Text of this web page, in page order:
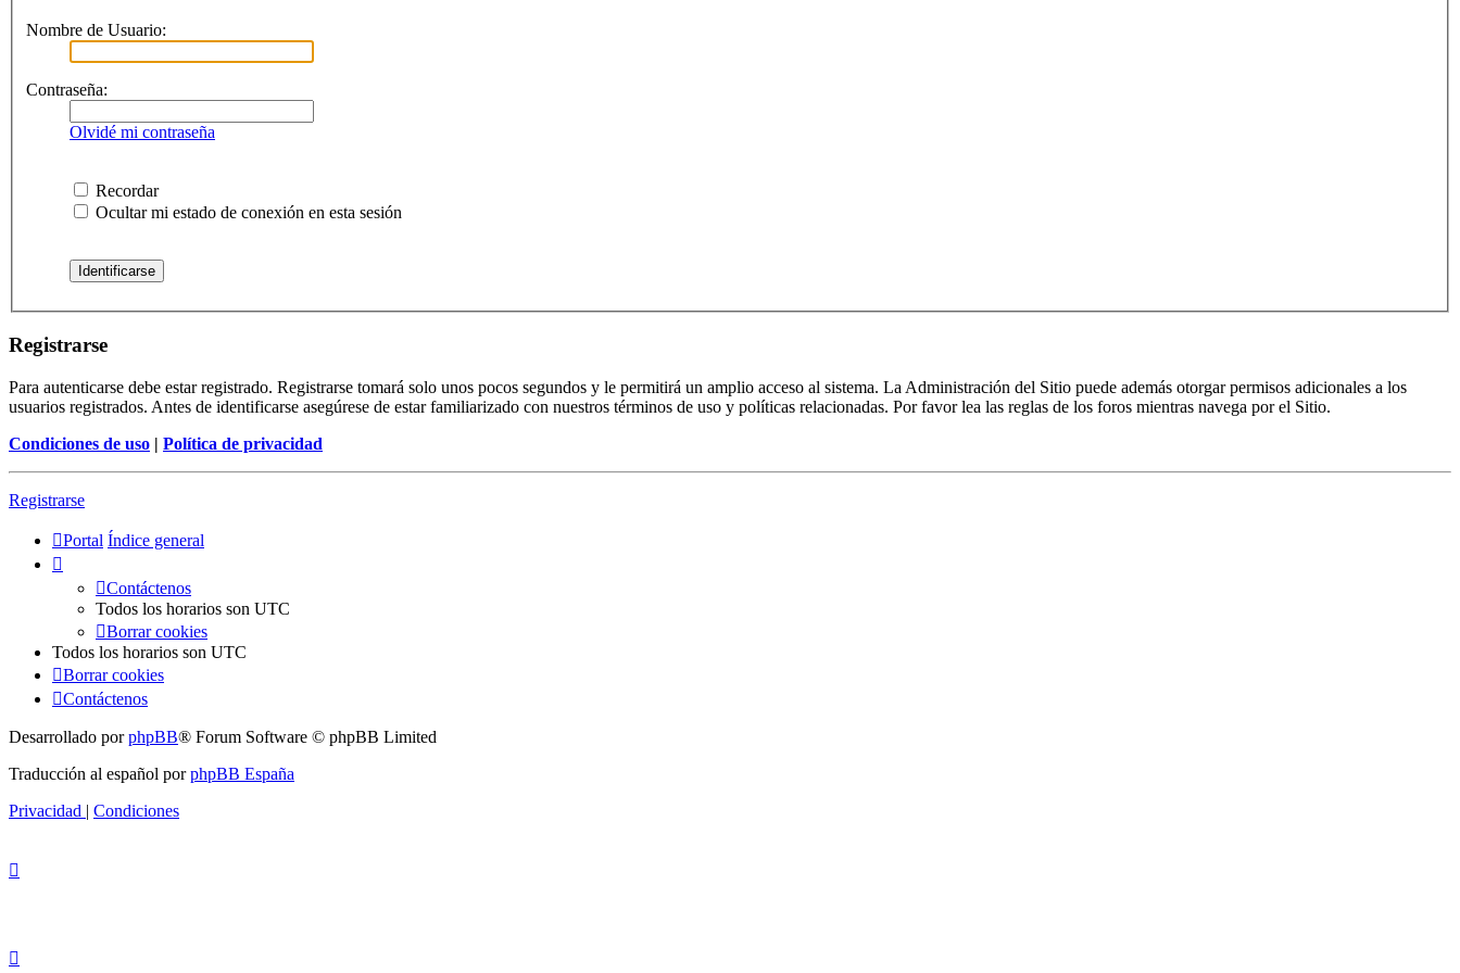
Nombre de Usuario:
Contraseña:
Olvidé mi contraseña
Recordar
Ocultar mi estado de conexión en esta sesión
Registrarse
Para autenticarse debe estar registrado. Registrarse tomará solo unos pocos segundos y le permitirá un amplio acceso al sistema. La Administración del Sitio puede además otorgar permisos adicionales a los
usuarios registrados. Antes de identificarse asegúrese de estar familiarizado con nuestros términos de uso y políticas relacionadas. Por favor lea las reglas de los foros mientras navega por el Sitio.
Condiciones de uso | Política de privacidad
Registrarse
Portal Índice general
Contáctenos
Todos los horarios son UTC
Borrar cookies
Todos los horarios son UTC
Borrar cookies
Contáctenos
Desarrollado porphpBB® Forum Software © phpBB Limited
Traducción al español porphpBB España
Privacidad | Condiciones